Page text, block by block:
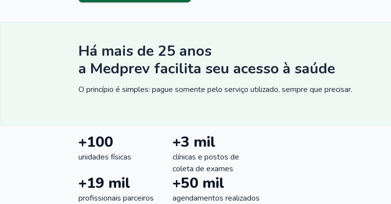
Há mais de 25 anos
a Medprev facilita seu acesso à saúde
O princípio é simples: pague somente pelo serviço utilizado, sempre que precisar.
+100
unidades físicas
+3 mil
clínicas e postos de
coleta de exames
+19 mil
profissionais parceiros
+50 mil
agendamentos realizados